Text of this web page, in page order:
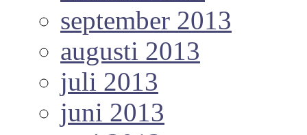
september 2013
augusti 2013
juli 2013
juni 2013